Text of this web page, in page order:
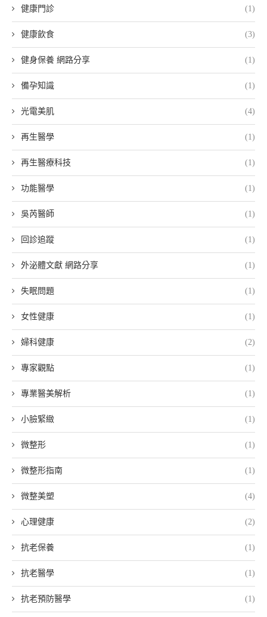
健康門診 (1)
健康飲食 (3)
健身保養 網路分享 (1)
備孕知識 (1)
光電美肌 (4)
再生醫學 (1)
再生醫療科技 (1)
功能醫學 (1)
吳芮醫師 (1)
回診追蹤 (1)
外泌體文獻 網路分享 (1)
失眠問題 (1)
女性健康 (1)
婦科健康 (2)
專家觀點 (1)
專業醫美解析 (1)
小臉緊緻 (1)
微整形 (1)
微整形指南 (1)
微整美塑 (4)
心理健康 (2)
抗老保養 (1)
抗老醫學 (1)
抗老預防醫學 (1)